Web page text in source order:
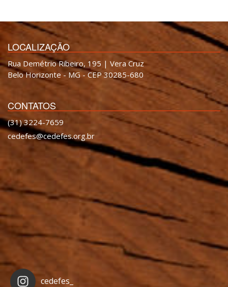
LOCALIZAÇÃO
Rua Demétrio Ribeiro, 195 | Vera Cruz
Belo Horizonte - MG - CEP 30285-680
CONTATOS
(31) 3224-7659
cedefes@cedefes.org.br
cedefes_